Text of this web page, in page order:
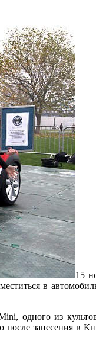
15
в
одного из
занесения в